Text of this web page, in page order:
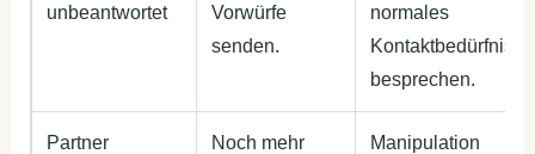
unbeantwortet
Vorwürfe
senden.
normales
Kontaktbedürfnis
besprechen.
Partner
Noch mehr
Manipulation